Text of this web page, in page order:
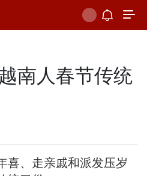
南人春节传统
喜、走亲戚和派发压岁